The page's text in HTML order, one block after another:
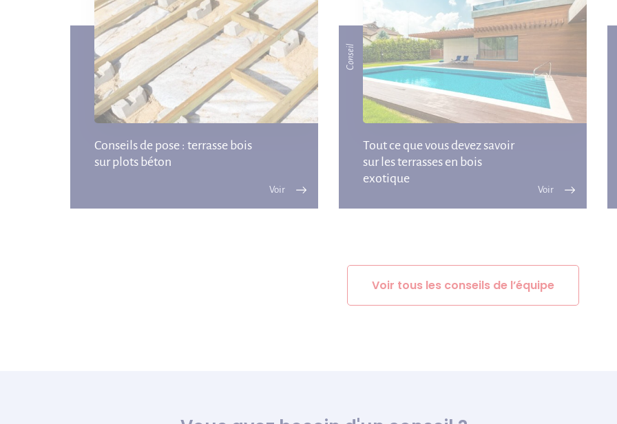
Conseils de pose : terrasse bois
sur plots béton
Conseil
Tout ce que vous devez savoir
sur les terrasses en bois
exotique
Voir tous les conseils de l’équipe